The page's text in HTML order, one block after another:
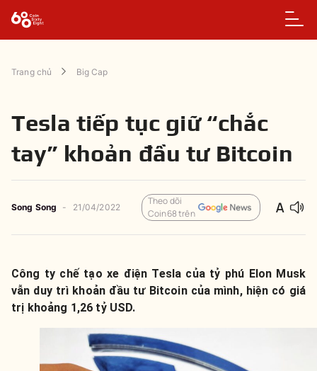
Trang chủ Big Cap
Tesla tiếp tục giữ “chắc
tay” khoản đầu tư Bitcoin
Song Song - 21/04/2022
Theo dõi
Coin68 trên
Công ty chế tạo xe điện Tesla của tỷ phú Elon Musk
vẫn duy trì khoản đầu tư Bitcoin của mình, hiện có giá
trị khoảng 1,26 tỷ USD.